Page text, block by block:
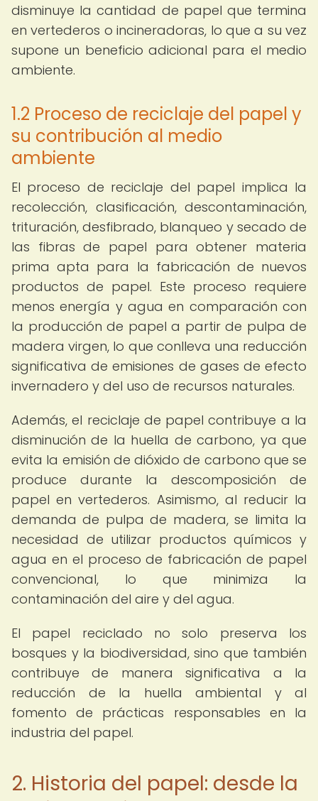
disminuye la cantidad de papel que termina
en vertederos o incineradoras, lo que a su vez
supone un beneficio adicional para el medio
ambiente.
1.2 Proceso de reciclaje del papel y
su contribución al medio
ambiente
El proceso de reciclaje del papel implica la
recolección, clasificación, descontaminación,
trituración, desfibrado, blanqueo y secado de
las fibras de papel para obtener materia
prima apta para la fabricación de nuevos
productos de papel. Este proceso requiere
menos energía y agua en comparación con
la producción de papel a partir de pulpa de
madera virgen, lo que conlleva una reducción
significativa de emisiones de gases de efecto
invernadero y del uso de recursos naturales.
Además, el reciclaje de papel contribuye a la
disminución de la huella de carbono, ya que
evita la emisión de dióxido de carbono que se
produce durante la descomposición de
papel en vertederos. Asimismo, al reducir la
demanda de pulpa de madera, se limita la
necesidad de utilizar productos químicos y
agua en el proceso de fabricación de papel
convencional, lo que minimiza la
contaminación del aire y del agua.
El papel reciclado no solo preserva los
bosques y la biodiversidad, sino que también
contribuye de manera significativa a la
reducción de la huella ambiental y al
fomento de prácticas responsables en la
industria del papel.
2. Historia del papel: desde la